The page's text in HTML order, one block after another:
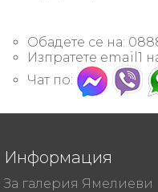
Обадете се на:
Изпратете email1
Чат по:
Информация
За галерия Ямелиеви